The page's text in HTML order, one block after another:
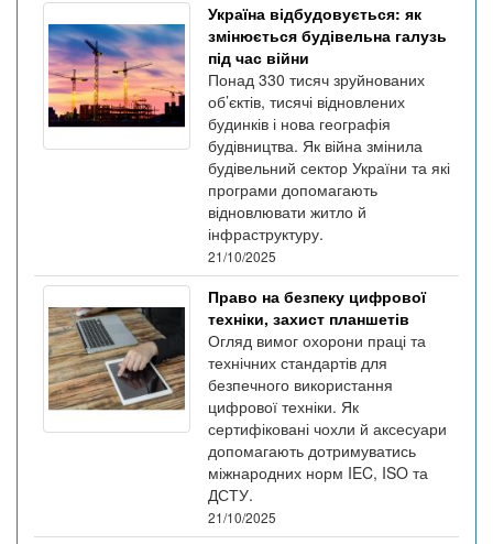
Україна відбудовується: як
змінюється будівельна галузь
під час війни
Понад 330 тисяч зруйнованих
об’єктів, тисячі відновлених
будинків і нова географія
будівництва. Як війна змінила
будівельний сектор України та які
програми допомагають
відновлювати житло й
інфраструктуру.
21/10/2025
Право на безпеку цифрової
техніки, захист планшетів
Огляд вимог охорони праці та
технічних стандартів для
безпечного використання
цифрової техніки. Як
сертифіковані чохли й аксесуари
допомагають дотримуватись
міжнародних норм IEC, ISO та
ДСТУ.
21/10/2025